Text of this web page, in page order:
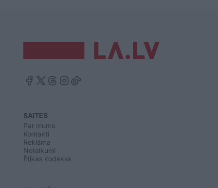
SAITES
Par mums
Kontakti
Reklāma
Noteikumi
Ētikas kodekss